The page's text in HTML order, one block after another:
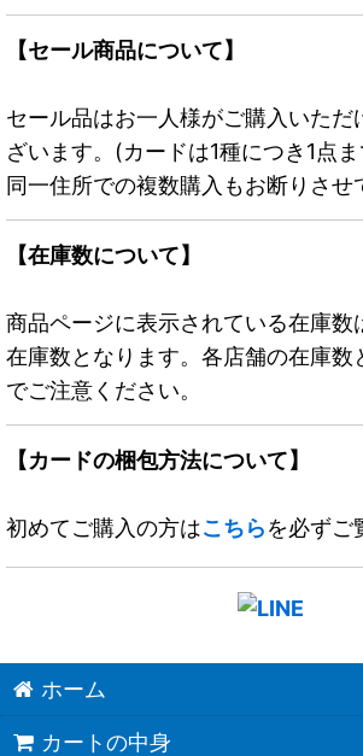
【セール商品について】
セール品はお一人様がご購入いただ
ざいます。(カードは1種につき1点
同一住所での複数購入もお断りさせ
【在庫数について】
商品ページに表示されている在庫数
在庫数となります。各店舗の在庫数
でご注意ください。
【カードの梱包方法について】
初めてご購入の方はこちらを必ずご
ホーム
カートの中身